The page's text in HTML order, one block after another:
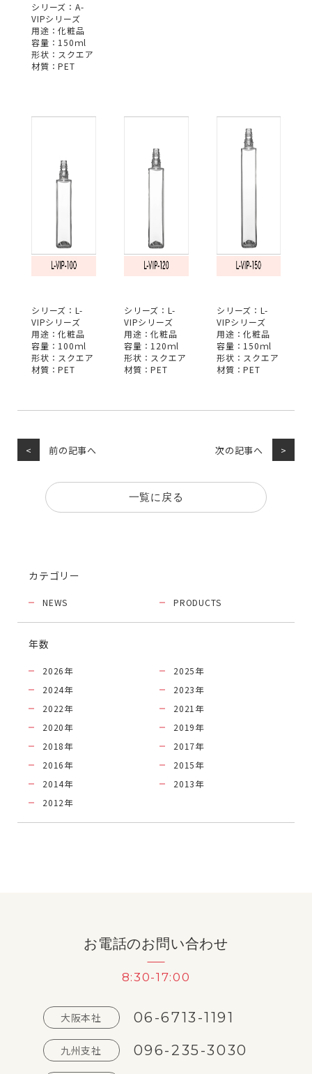
シリーズ：A-
VIPシリーズ
用途：化粧品
容量：150ｍl
形状：スクエア
材質：PET
シリーズ：L-
VIPシリーズ
用途：化粧品
容量：100ｍl
形状：スクエア
材質：PET
シリーズ：L-
VIPシリーズ
用途：化粧品
容量：120ｍl
形状：スクエア
材質：PET
シリーズ：L-
VIPシリーズ
用途：化粧品
容量：150ｍl
形状：スクエア
材質：PET
前の記事へ
一覧に戻る
次の記事へ
カテゴリー
NEWS PRODUCTS
年数
2026年 2025年
2024年 2023年
2022年 2021 年
2020年 2019年
2018年 2017年
2016年 2015年
2014年 2013年
2012年
お電話のお問い合わせ
8:30-17:00
大阪本社 06-6713-1191
九州支社 096-235-3030